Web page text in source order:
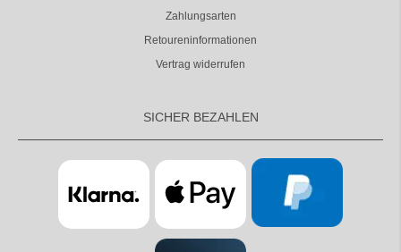
Zahlungsarten
Retoureninformationen
Vertrag widerrufen
SICHER BEZAHLEN